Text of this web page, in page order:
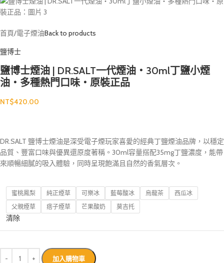
首頁/電子煙油Back to products
鹽博士
鹽博士煙油 | DR.SALT一代煙油・30ml丁鹽小煙
油・多種熱門口味・原裝正品
NT$420.00
DR.SALT 鹽博士煙油是深受電子煙玩家喜愛的經典丁鹽煙油品牌，以穩定
品質、豐富口味與優異還原度著稱。30ml容量搭配35mg丁鹽濃度，能帶
來順暢細膩的吸入體驗，同時呈現飽滿且自然的香氣層次。
蜜桃鳳梨 純正煙草 可樂冰 藍莓酸冰 烏龍茶
西瓜冰
父親煙草
痞子煙草 芒果酸奶 莫吉托
清除
加入購物車